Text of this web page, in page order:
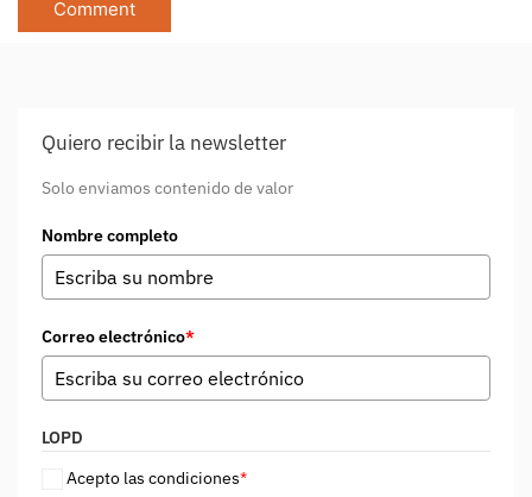
Quiero recibir la newsletter
Solo enviamos contenido de valor
Nombre completo
Correo electrónico*
LOPD
Acepto las condiciones*